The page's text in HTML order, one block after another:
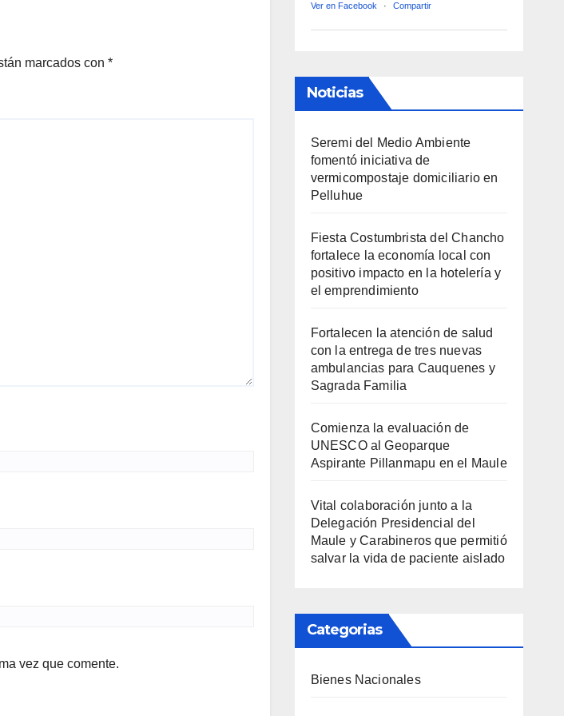
marcados con *
vez que comente.
Ver en Facebook · Compartir
Noticias
Seremi del Medio Ambiente
fomentó iniciativa de
vermicompostaje domiciliario en
Pelluhue
Fiesta Costumbrista del Chancho
fortalece la economía local con
positivo impacto en la hotelería y
el emprendimiento
Fortalecen la atención de salud
con la entrega de tres nuevas
ambulancias para Cauquenes y
Sagrada Familia
Comienza la evaluación de
UNESCO al Geoparque
Aspirante Pillanmapu en el Maule
Vital colaboración junto a la
Delegación Presidencial del
Maule y Carabineros que permitió
salvar la vida de paciente aislado
Categorias
Bienes Nacionales